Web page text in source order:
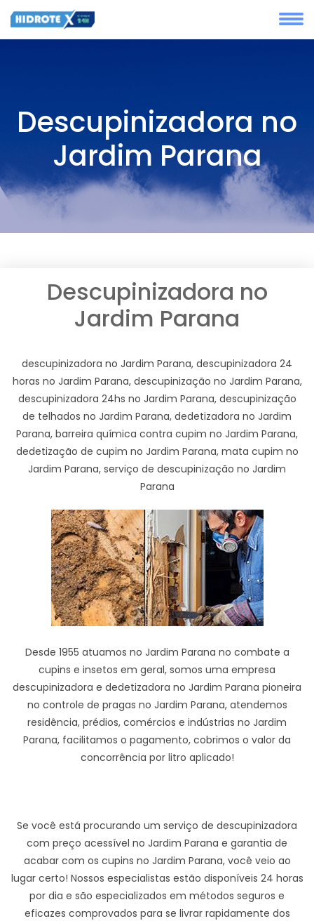
Descupinizadora no
Jardim Parana
Descupinizadora no
Jardim Parana
descupinizadora no Jardim Parana, descupinizadora 24
horas no Jardim Parana, descupinização no Jardim Parana,
descupinizadora 24hs no Jardim Parana, descupinização
de telhados no Jardim Parana, dedetizadora no Jardim
Parana, barreira química contra cupim no Jardim Parana,
dedetização de cupim no Jardim Parana, mata cupim no
Jardim Parana, serviço de descupinização no Jardim
Parana
Desde 1955 atuamos no Jardim Parana no combate a
cupins e insetos em geral, somos uma empresa
descupinizadora e dedetizadora no Jardim Parana pioneira
no controle de pragas no Jardim Parana, atendemos
residência, prédios, comércios e indústrias no Jardim
Parana, facilitamos o pagamento, cobrimos o valor da
concorrência por litro aplicado!
Se você está procurando um serviço de descupinizadora
com preço acessível no Jardim Parana e garantia de
acabar com os cupins no Jardim Parana, você veio ao
lugar certo! Nossos especialistas estão disponíveis 24 horas
por dia e são especializados em métodos seguros e
eficazes comprovados para se livrar rapidamente dos